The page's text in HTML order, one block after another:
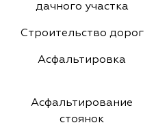
дачного участка
Строительство дорог
Асфальтировка
Асфальтирование
стоянок